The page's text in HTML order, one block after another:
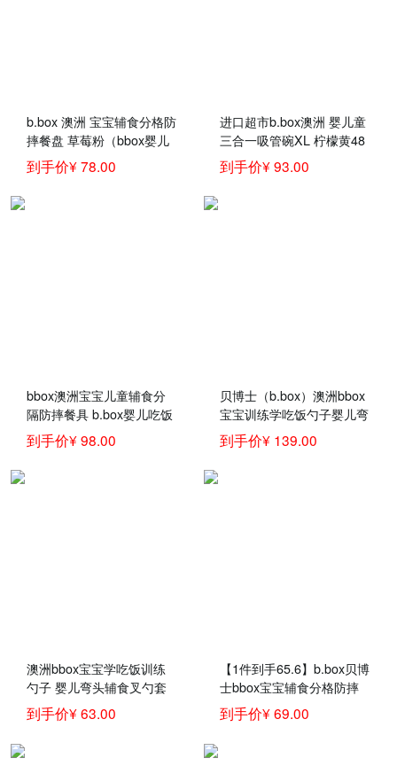
b.box 澳洲 宝宝辅食分格防
摔餐盘 草莓粉（bbox婴儿
学食碗 儿童辅食分隔餐
具）
到手价¥ 78.00
进口超市b.box澳洲 婴儿童
三合一吸管碗XL 柠檬黄48
0ml（bbox辅食吸管碗宝宝
零食碗）
到手价¥ 93.00
bbox澳洲宝宝儿童辅食分
隔防摔餐具 b.box婴儿吃饭
托盘
到手价¥ 98.00
贝博士（b.box）澳洲bbox
宝宝训练学吃饭勺子婴儿弯
头辅食碗叉勺套装儿童餐具
黄灰叉勺套装+Bumkins硅
到手价¥ 139.00
澳洲bbox宝宝学吃饭训练
勺子 婴儿弯头辅食叉勺套
装儿童餐具b.box
到手价¥ 63.00
【1件到手65.6】b.box贝博
士bbox宝宝辅食分格防摔
餐具bbox婴儿学食碗儿童
分隔餐盘 海水蓝
到手价¥ 69.00